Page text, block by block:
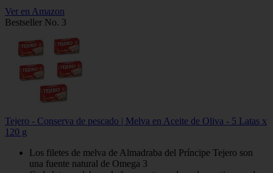
Ver en Amazon
Bestseller No. 3
Tejero - Conserva de pescado | Melva en Aceite de Oliva - 5 Latas x
120 g
Los filetes de melva de Almadraba del Príncipe Tejero son
una fuente natural de Omega 3